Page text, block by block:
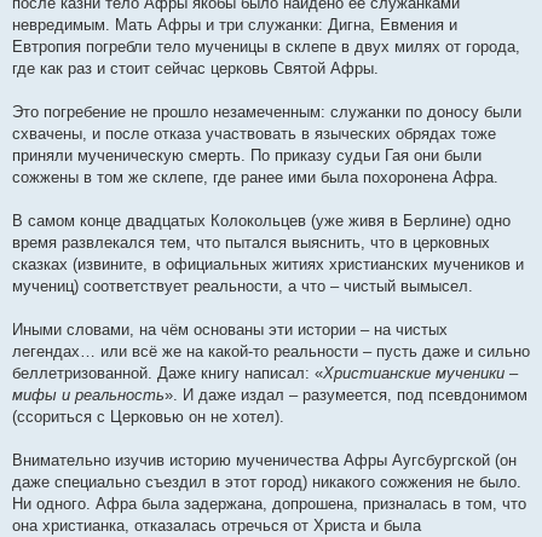
невредимым. Мать Афры и три служанки: Дигна, Евмения и
Евтропия погребли тело мученицы в склепе в двух милях от города,
где как раз и стоит сейчас церковь Святой Афры.
Это погребение не прошло незамеченным: служанки по доносу были
схвачены, и после отказа участвовать в языческих обрядах тоже
приняли мученическую смерть. По приказу судьи Гая они были
сожжены в том же склепе, где ранее ими была похоронена Афра.
В самом конце двадцатых Колокольцев (уже живя в Берлине) одно
время развлекался тем, что пытался выяснить, что в церковных
сказках (извините, в официальных житиях христианских мучеников и
мучениц) соответствует реальности, а что – чистый вымысел.
Иными словами, на чём основаны эти истории – на чистых
легендах… или всё же на какой-то реальности – пусть даже и сильно
беллетризованной. Даже книгу написал: «Христианские мученики –
мифы и реальность». И даже издал – разумеется, под псевдонимом
(ссориться с Церковью он не хотел).
Внимательно изучив историю мученичества Афры Аугсбургской (он
даже специально съездил в этот город) никакого сожжения не было.
Ни одного. Афра была задержана, допрошена, призналась в том, что
она христианка, отказалась отречься от Христа и была